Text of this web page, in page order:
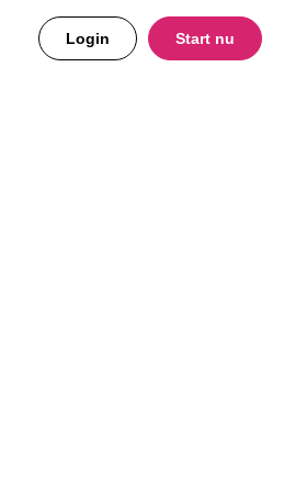
Login Start nu